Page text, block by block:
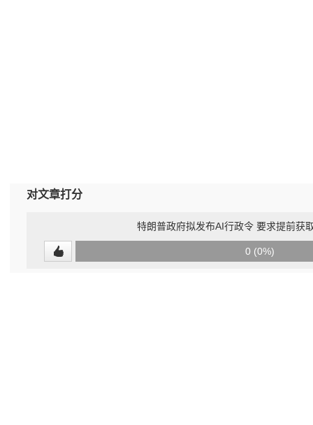
对文章打分
特朗普政府拟发布AI行政令 要求提前获
0 (0%)